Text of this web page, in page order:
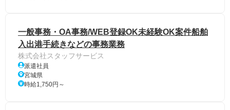
一般事務・OA事務/WEB登録OK未経験OK案件船舶
入出港手続きなどの事務業務
株式会社スタッフサービス
派遣社員
宮城県
時給1,750円～